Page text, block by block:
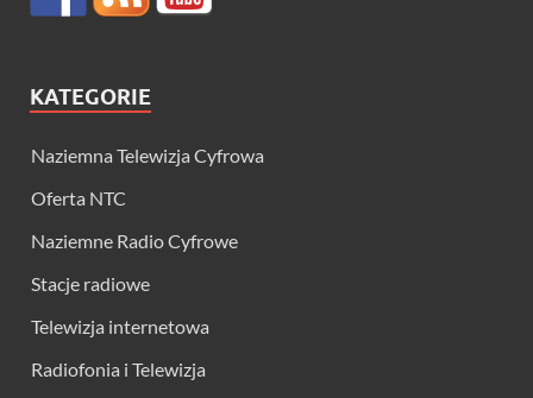
KATEGORIE
Naziemna Telewizja Cyfrowa
Oferta NTC
Naziemne Radio Cyfrowe
Stacje radiowe
Telewizja internetowa
Radiofonia i Telewizja